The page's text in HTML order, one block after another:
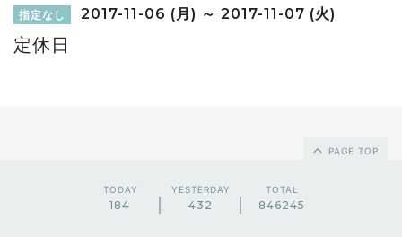
指定なし 2017-11-06 (月) ～ 2017-11-07 (火)
定休日
PAGE TOP
TODAY
184
YESTERDAY
432
TOTAL
846245